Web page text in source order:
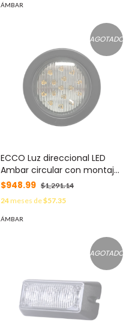
ÁMBAR
AGOTADO
ECCO Luz direccional LED
Ambar circular con montaje
de ojal de 5.4 pulgadas MOD:
$948.99 $1,291.14
24meses de$57.35
ÁMBAR
AGOTADO